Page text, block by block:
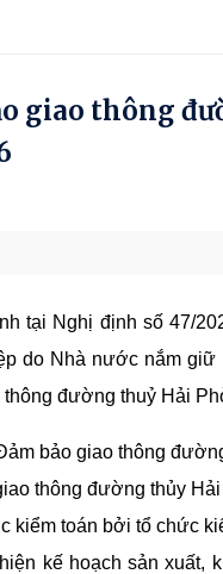
giao thông
tại Nghị định số 47/
do Nhà nước nắm
đường thuỷ Hải
bảo giao thông
thông đường thủy Hải
kiểm toán bởi tổ chức
kế hoạch sản xuất,